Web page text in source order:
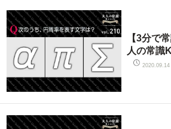
【3分で
人の常識
2020.09.14